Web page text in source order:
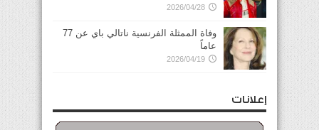
2026/04/28
وفاة الممثلة الفرنسية ناتالي باي عن 77
عاماً
2026/04/19
إعلانات